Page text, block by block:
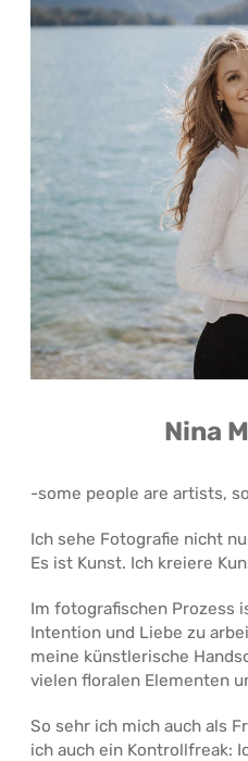
Nina
-some people are artists,
Ich sehe Fotografie nicht
Es ist Kunst. Ich kreiere
Im fotografischen Prozess
Intention und Liebe zu
meine künstlerische
vielen floralen Elementen
So sehr ich mich auch als
ich auch ein Kontrollfreak: